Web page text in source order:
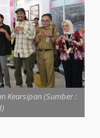
Kearsipan (Sumber :